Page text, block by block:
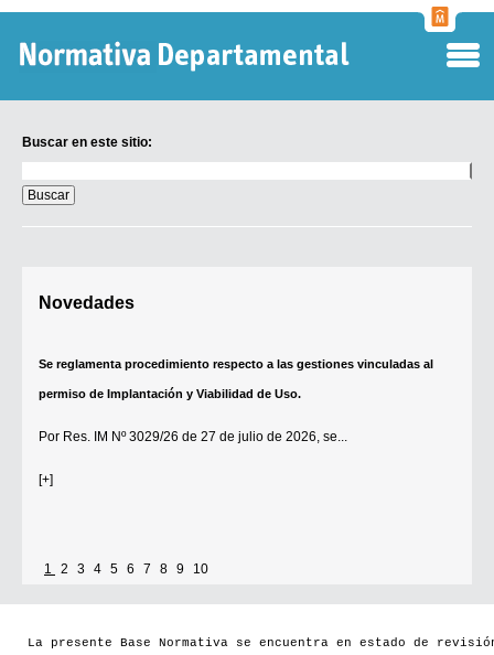
Buscar en este sitio:
en
este
sitio:
Novedades
Se reglamenta procedimiento respecto a las gestiones vinculadas al
permiso de Implantación y Viabilidad de Uso.
Por Res. IM Nº 3029/26 de 27 de julio de 2026, se...
[+]
1 2 3 4 5 6 7 8 9 10
La presente Base Normativa se encuentra en estado de